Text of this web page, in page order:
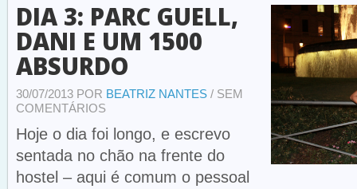
DIA 3: PARC GUELL,
DANI E UM 1500
ABSURDO
30/07/2013 POR BEATRIZ NANTES / SEM
COMENTÁRIOS
Hoje o dia foi longo, e escrevo
sentada no chão na frente do
hostel – aqui é comum o pessoal